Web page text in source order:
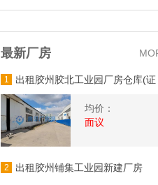
齐全、可环评、污水管网
最新厂房
1
出租胶州胶北工业园厂房仓库(证
均价：
面议
2
出租胶州铺集工业园新建厂房